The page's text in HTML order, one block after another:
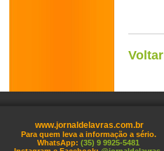
Voltar
www.jornaldelavras.com.br
Para quem leva a informação a sério.
WhatsApp: (35) 9 9925-5481